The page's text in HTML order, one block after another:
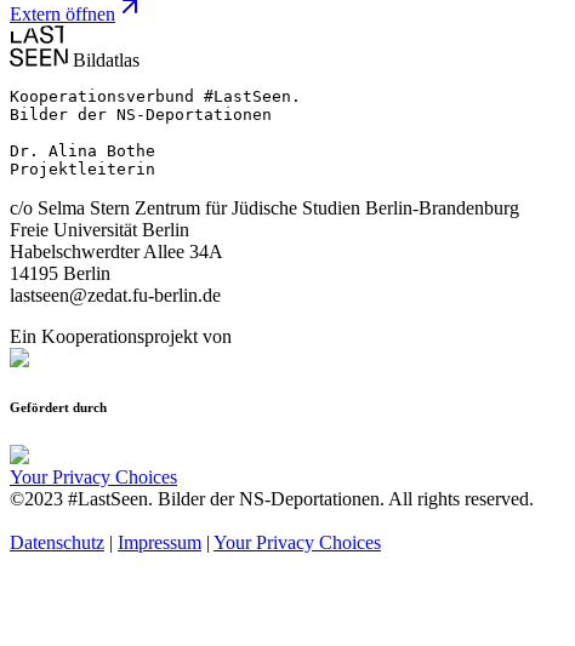
Extern öffnen
Bildatlas
Kooperationsverbund #LastSeen.
Bilder der NS-Deportationen
Dr. Alina Bothe
Projektleiterin
c/o Selma Stern Zentrum für Jüdische Studien Berlin-Brandenburg
Freie Universität Berlin
Habelschwerdter Allee 34A
14195 Berlin
lastseen@zedat.fu-berlin.de
Ein Kooperationsprojekt von
Gefördert durch
Your Privacy Choices
©2023 #LastSeen. Bilder der NS-Deportationen. All rights reserved.
Datenschutz | Impressum | Your Privacy Choices